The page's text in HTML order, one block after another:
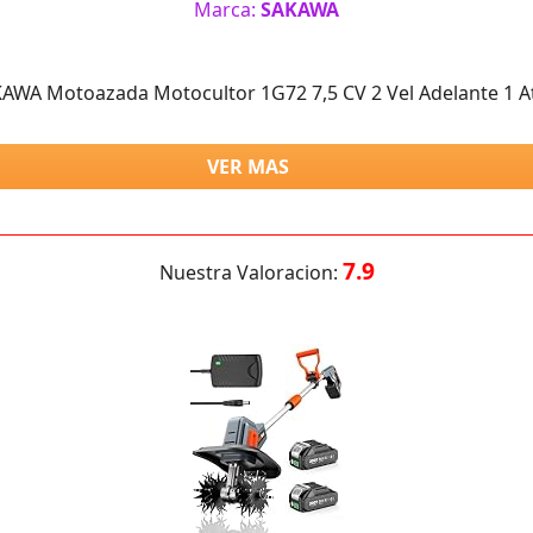
Marca: SAKAWA
Motoazada Motocultor 1G72 7,5 CV 2 Vel Adelante 1
VER MAS
Nuestra Valoracion: 7.9